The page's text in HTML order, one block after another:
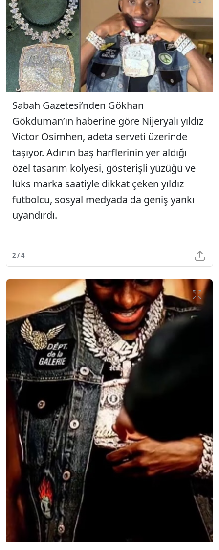
Sabah Gazetesi’nden Gökhan
Gökduman’ın haberine göre Nijeryalı yıldız
Victor Osimhen, adeta serveti üzerinde
taşıyor. Adının baş harflerinin yer aldığı
özel tasarım kolyesi, gösterişli yüzüğü ve
lüks marka saatiyle dikkat çeken yıldız
futbolcu, sosyal medyada da geniş yankı
uyandırdı.
2 / 4